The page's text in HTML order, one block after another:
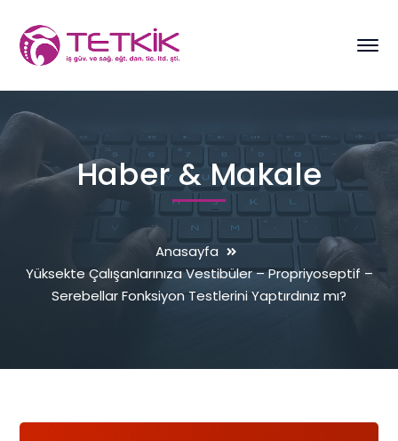
Haber & Makale
Anasayfa
Yüksekte Çalışanlarınıza Vestibüler – Propriyoseptif –
Serebellar Fonksiyon Testlerini Yaptırdınız mı?